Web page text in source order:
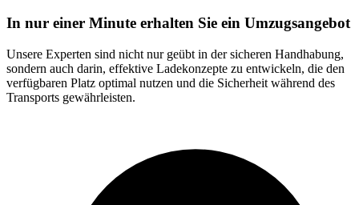
In nur einer Minute erhalten Sie ein Umzugsangebot
Unsere Experten sind nicht nur geübt in der sicheren Handhabung,
sondern auch darin, effektive Ladekonzepte zu entwickeln, die den
verfügbaren Platz optimal nutzen und die Sicherheit während des
Transports gewährleisten.